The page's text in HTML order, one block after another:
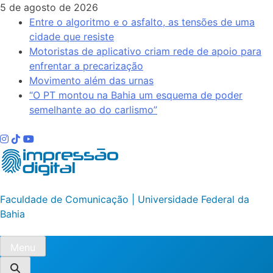
Skip
content
5 de agosto de 2026
Entre o algoritmo e o asfalto, as tensões de uma
cidade que resiste
Motoristas de aplicativo criam rede de apoio para
enfrentar a precarização
Movimento além das urnas
“O PT montou na Bahia um esquema de poder
semelhante ao do carlismo”
Impressão Digital
Faculdade de Comunicação | Universidade Federal da
Bahia
Menu